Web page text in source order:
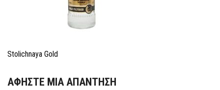
Stolichnaya Gold
ΑΦΉΣΤΕ ΜΙΑ ΑΠΆΝΤΗΣΗ